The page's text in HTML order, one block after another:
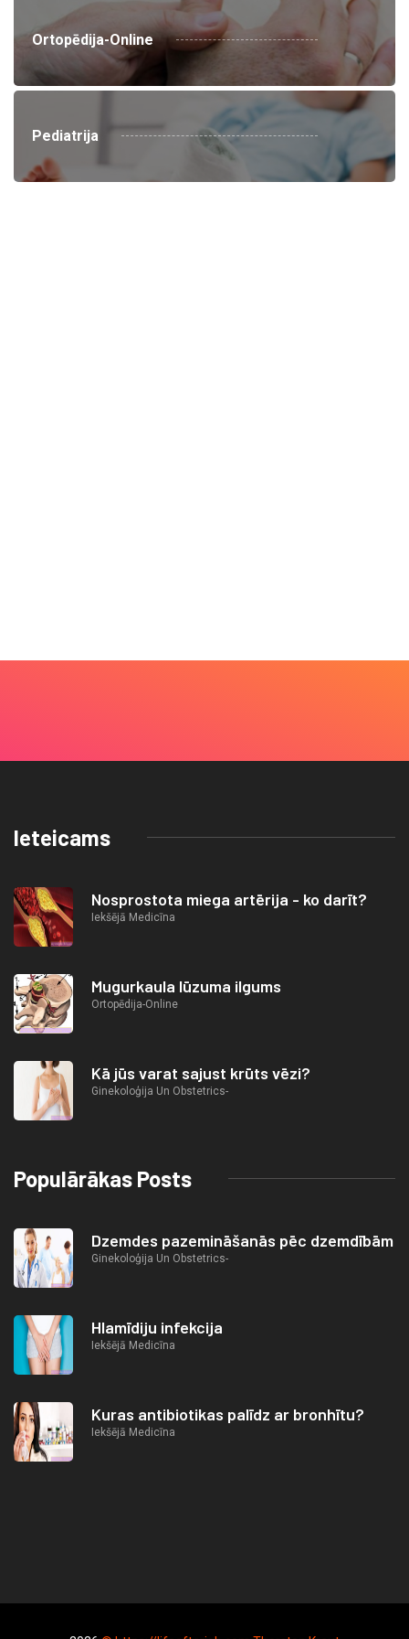
Ortopēdija-Online
Pediatrija
Ieteicams
Nosprostota miega artērija - ko darīt?
Iekšējā Medicīna
Mugurkaula lūzuma ilgums
Ortopēdija-Online
Kā jūs varat sajust krūts vēzi?
Ginekoloģija Un Obstetrics-
Populārākas Posts
Dzemdes pazemināšanās pēc dzemdībām
Ginekoloģija Un Obstetrics-
Hlamīdiju infekcija
Iekšējā Medicīna
Kuras antibiotikas palīdz ar bronhītu?
Iekšējā Medicīna